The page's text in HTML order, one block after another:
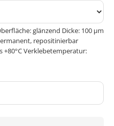
glänzend Dicke: 100 μm
repositinierbar
+80°C Verklebetemperatur: